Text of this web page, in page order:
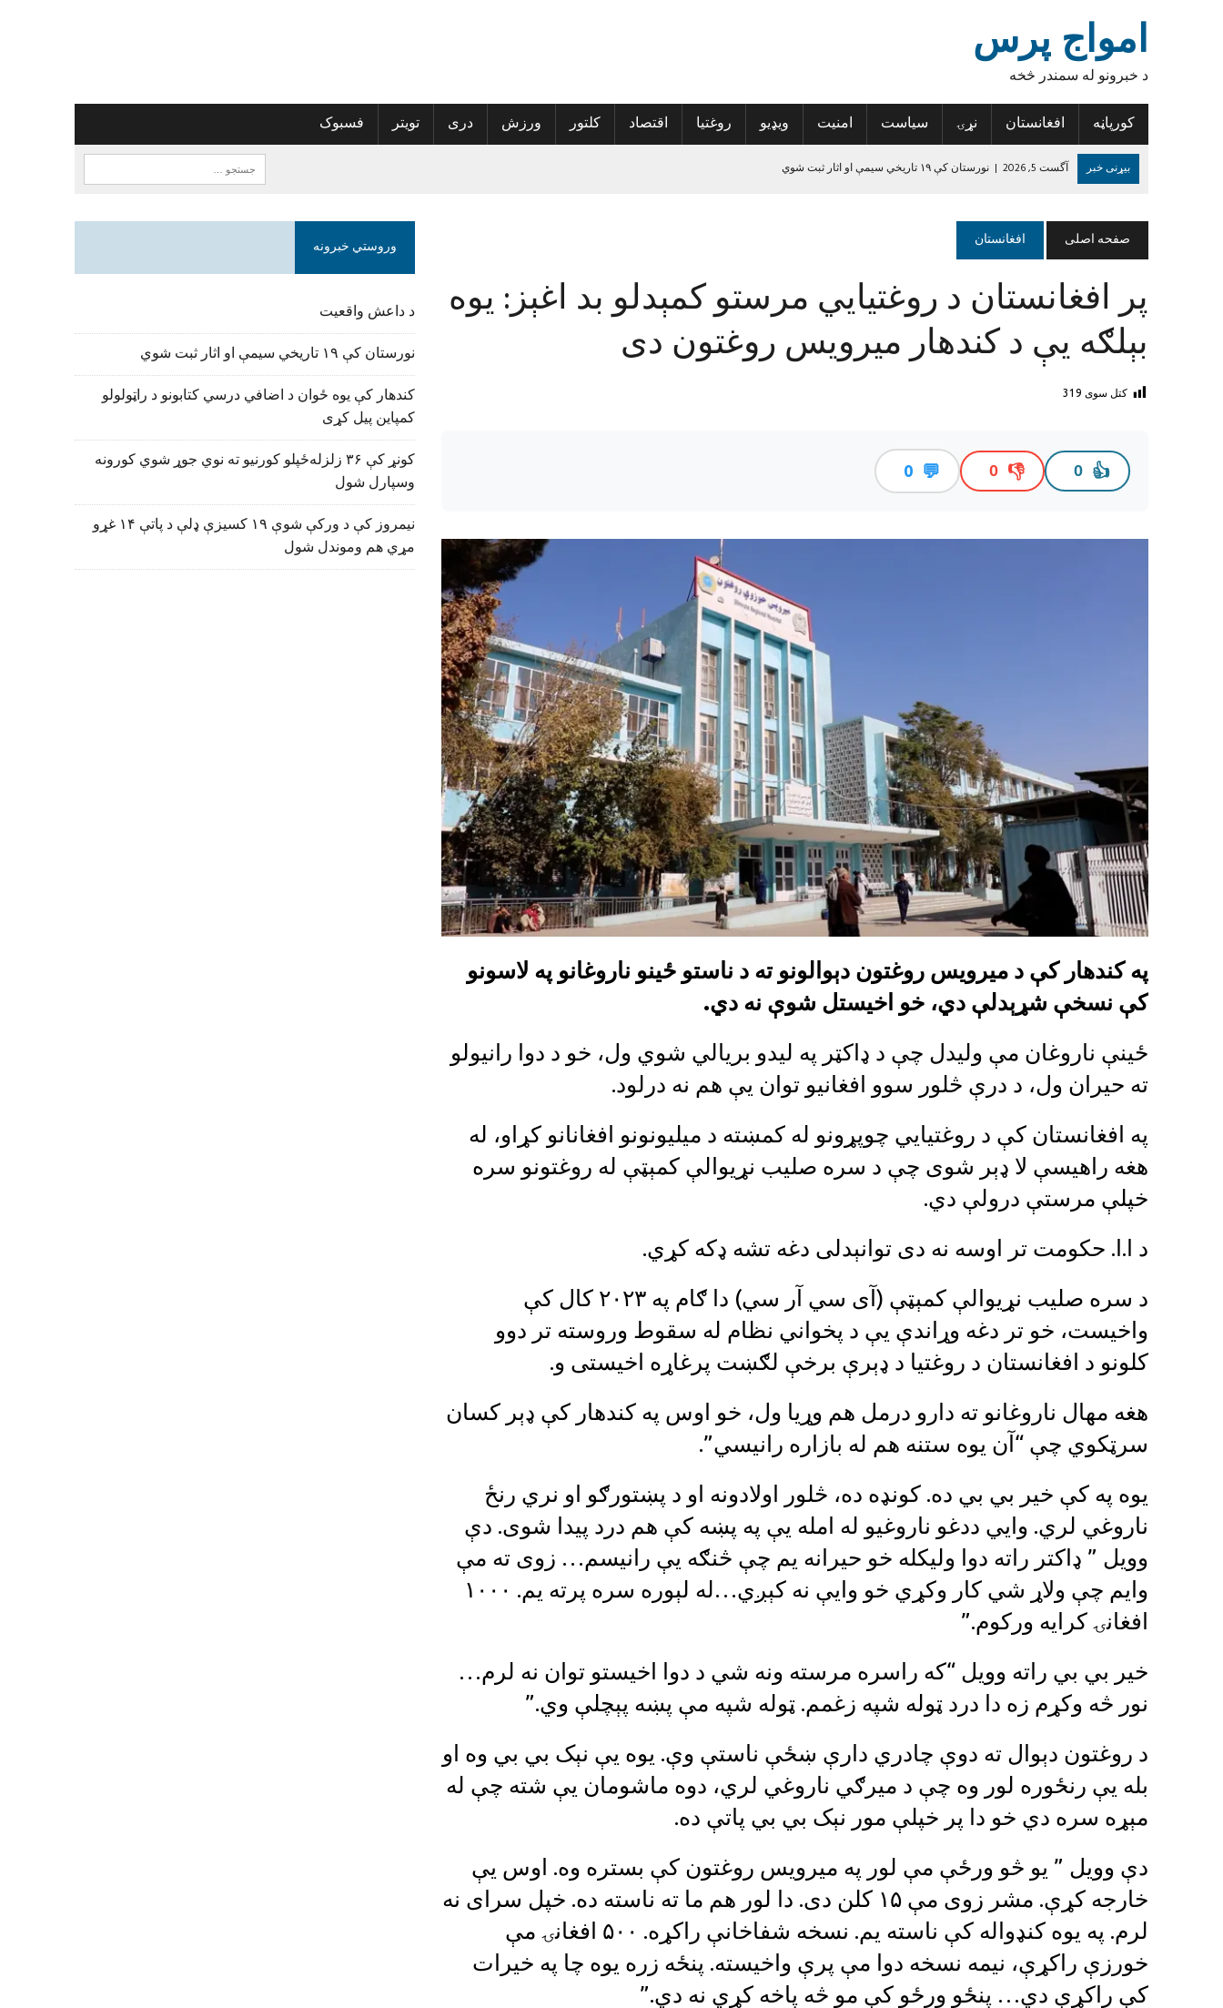
امواج پرس
د خبرونو له سمندر څخه
کورپاڼه
افغانستان نړۍ سیاست امنیت ویډیو روغتیا اقتصاد کلتور ورزش دری تویتر فسبوک
بیړنی خبر آگست 5, 2026 | نورستان کې ۱۹ تاریخي سیمې او اثار ثبت شوي
کونړ کې ۳۶ زلزله‌ځپلو کورنیو ته نوي جوړ شوي کورونه وسپارل شول
آگست 4, 2026
| نیمروز کې د ورکې شوې ۱۹ کسیزې ډلې د پاتې ۱۴ غړو مړي هم وموندل شول
آگست 4, 2026
هرات کې د راستنېدونکو د ننګونو او فرصتونو په اړه د څېړنیز کتاب مخکتنه وشوه
جون 14, 2024
د داعش واقعیت
صفحه اصلی افغانستان
پر افغانستان د روغتیايي مرستو کمېدلو بد اغېز: یوه
بېلګه یې د کندهار میرویس روغتون دی
کتل سوی 319
👍
0
👎
0
💬
0
په کندهار کې د میرویس روغتون دېوالونو ته د ناستو ځینو ناروغانو په لاسونو
کې نسخې شړېدلې دي، خو اخیستل شوې نه دي.
ځینې ناروغان مې ولیدل چې د ډاکټر په لیدو بریالي شوي ول، خو د دوا رانیولو
ته حیران ول، د درې څلور سوو افغانیو توان یې هم نه درلود.
په افغانستان کې د روغتیايي چوپړونو له کمښته د میلیونونو افغانانو کړاو، له
هغه راهیسې لا ډېر شوی چې د سره صلیب نړیوالې کمېټې له روغتونو سره
خپلې مرستې درولې دي.
د ا.ا. حکومت تر اوسه نه دی توانېدلی دغه تشه ډکه کړي.
د سره صلیب نړیوالې کمېټې (آی سي آر سي) دا ګام په ۲۰۲۳ کال کې
واخیست، خو تر دغه وړاندې یې د پخواني نظام له سقوط وروسته تر دوو
کلونو د افغانستان د روغتیا د ډېرې برخې لګښت پرغاړه اخیستی و.
هغه مهال ناروغانو ته دارو درمل هم وړیا ول، خو اوس په کندهار کې ډېر کسان
سرټکوي چې “آن یوه ستنه هم له بازاره رانیسي”.
یوه په کې خیر بي بي ده. کونډه ده، څلور اولادونه او د پښتورګو او نري رنځ
ناروغي لري. وايي ددغو ناروغیو له امله یې په پښه کې هم درد پیدا شوی. دې
وویل ” ډاکتر راته دوا ولیکله خو حیرانه یم چې څنګه یې رانیسم… زوی ته مې
وایم چې ولاړ شي کار وکړي خو وايې نه کېږي…له لېوره سره پرته یم. ۱۰۰۰
افغانۍ کرایه ورکوم.”
خیر بي بي راته وویل “که راسره مرسته ونه شي د دوا اخیستو توان نه لرم…
نور څه وکړم زه دا درد ټوله شپه زغمم. ټوله شپه مې پښه پېچلې وي.”
د روغتون دېوال ته دوې چادري دارې ښځې ناستې وې. یوه یې نېک بي بي وه او
بله یې رنځوره لور وه چې د میرګي ناروغي لري، دوه ماشومان یې شته چې له
مېړه سره دي خو دا پر خپلې مور نېک بي بي پاتې ده.
دې وویل ” یو څو ورځې مې لور په میرویس روغتون کې بستره وه. اوس يې
خارجه کړې. مشر زوی مې ۱۵ کلن دی. دا لور هم ما ته ناسته ده. خپل سرای نه
لرم. په یوه کنډواله کې ناسته یم. نسخه شفاخانې راکړه. ۵۰۰ افغانۍ مې
خورزې راکړې، نیمه نسخه دوا مې پرې واخیسته. پنځه زره یوه چا په خیرات
کې راکړې دي… پنځو ورځو کې مو څه پاخه کړي نه دي.”
وروستي خبرونه
د داعش واقعیت
نورستان کې ۱۹ تاریخي سیمې او اثار ثبت شوي
کندهار کې یوه ځوان د اضافي درسي کتابونو د راټولولو
کمپاین پیل کړی
کونړ کې ۳۶ زلزله‌ځپلو کورنیو ته نوي جوړ شوي کورونه
وسپارل شول
نیمروز کې د ورکې شوې ۱۹ کسیزې ډلې د پاتې ۱۴ غړو
مړي هم وموندل شول